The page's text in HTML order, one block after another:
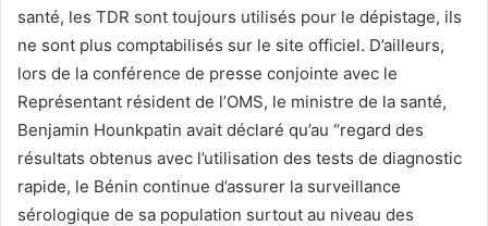
santé, les TDR sont toujours utilisés pour le dépistage, ils
ne sont plus comptabilisés sur le site officiel. D’ailleurs,
lors de la conférence de presse conjointe avec le
Représentant résident de l’OMS, le ministre de la santé,
Benjamin Hounkpatin avait déclaré qu’au “regard des
résultats obtenus avec l’utilisation des tests de diagnostic
rapide, le Bénin continue d’assurer la surveillance
sérologique de sa population surtout au niveau des